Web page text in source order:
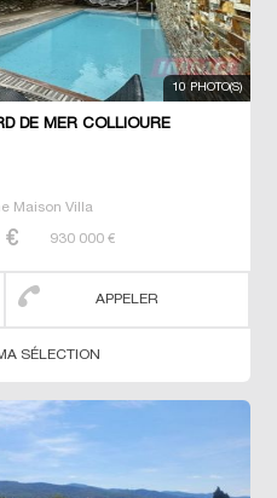
10 PHOTO(S)
DE MER COLLIOURE
Maison Villa
930 000 €
APPELER
SÉLECTION